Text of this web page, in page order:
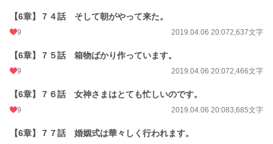
【6章】７４話 そして朝がやって来た。
9 2019.04.06 20:072,637文字
【6章】７５話 箱物ばかり作っています。
9 2019.04.06 20:072,466文字
【6章】７６話 女神さまはとても忙しいのです。
9 2019.04.06 20:083,685文字
【6章】７７話 婚姻式は華々しく行われます。